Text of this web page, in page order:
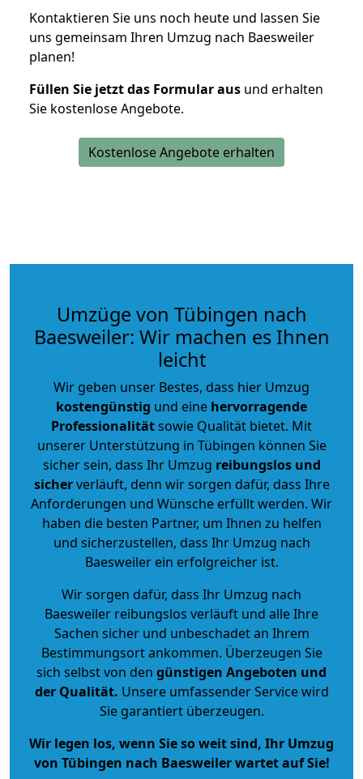
Kontaktieren Sie uns noch heute und lassen Sie
uns gemeinsam Ihren Umzug nach Baesweiler
planen!
Füllen Sie jetzt das Formular aus und erhalten
Sie kostenlose Angebote.
Kostenlose Angebote erhalten
Umzüge von Tübingen nach
Baesweiler: Wir machen es Ihnen
leicht
Wir geben unser Bestes, dass hier Umzug
kostengünstig und eine hervorragende
Professionalitätsowie Qualität bietet. Mit
unserer Unterstützung in Tübingen können Sie
sicher sein, dass Ihr Umzug reibungslos und
sicherverläuft, denn wir sorgen dafür, dass Ihre
Anforderungen und Wünsche erfüllt werden. Wir
haben die besten Partner, um Ihnen zu helfen
und sicherzustellen, dass Ihr Umzug nach
Baesweiler ein erfolgreicher ist.
Wir sorgen dafür, dass Ihr Umzug nach
Baesweiler reibungslos verläuft und alle Ihre
Sachen sicher und unbeschadet an Ihrem
Bestimmungsort ankommen. Überzeugen Sie
sich selbst von den günstigen Angeboten und
der Qualität. Unsere umfassender Service wird
Sie garantiert überzeugen.
Wir legen los, wenn Sie so weit sind, Ihr Umzug
von Tübingen nach Baesweiler wartet auf Sie!